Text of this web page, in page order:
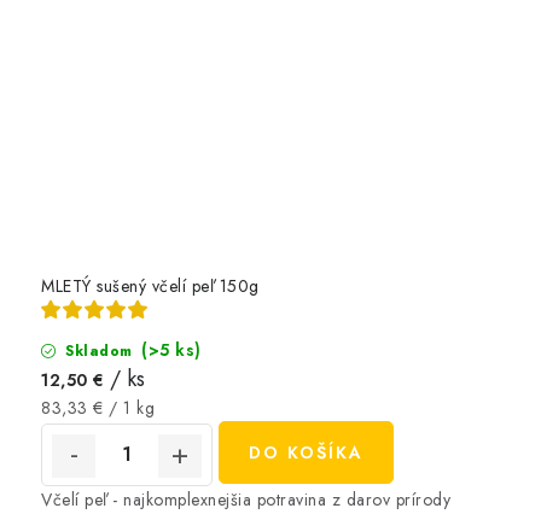
MLETÝ sušený včelí peľ 150g
Skladom (>5 ks)
12,50 € / ks
Jednotková
cena:
83,33 € / 1 kg
DO KOŠÍKA
Včelí peľ - najkomplexnejšia potravina z darov prírody